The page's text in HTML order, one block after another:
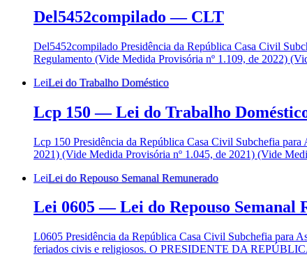
Del5452compilado — CLT
Del5452compilado Presidência da República Casa Civil
Regulamento (Vide Medida Provisória nº 1.109, de 2022)
LeiLei do Trabalho Doméstico
Lcp 150 —Lei do Trabalho
Lcp 150 Presidência da República Casa Civil Subchefia
2021) (Vide Medida Provisória nº 1.045, de 2021) (Vide
LeiLei do Repouso Semanal Remunerado
Lei 0605—Lei do Repouso Semanal
L0605 Presidência da República Casa Civil Subchefia para
feriados civis e religiosos. O PRESIDENTE DA